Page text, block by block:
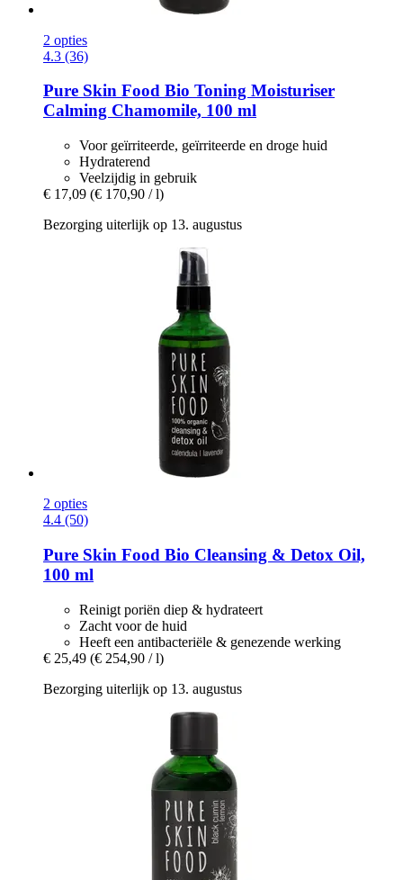
2 opties
4.3 (36)
Pure Skin Food Bio Toning Moisturiser
Calming Chamomile, 100 ml
Voor geïrriteerde, geïrriteerde en droge huid
Hydraterend
Veelzijdig in gebruik
€ 17,09 (€ 170,90 / l)
Bezorging uiterlijk op 13. augustus
2 opties
4.4 (50)
Pure Skin Food Bio Cleansing & Detox Oil,
100 ml
Reinigt poriën diep & hydrateert
Zacht voor de huid
Heeft een antibacteriële & genezende werking
€ 25,49 (€ 254,90 / l)
Bezorging uiterlijk op 13. augustus